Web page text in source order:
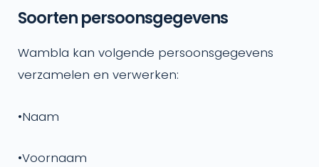
Soorten persoonsgegevens
Wambla kan volgende persoonsgegevens
verzamelen en verwerken:
•Naam
•Voornaam